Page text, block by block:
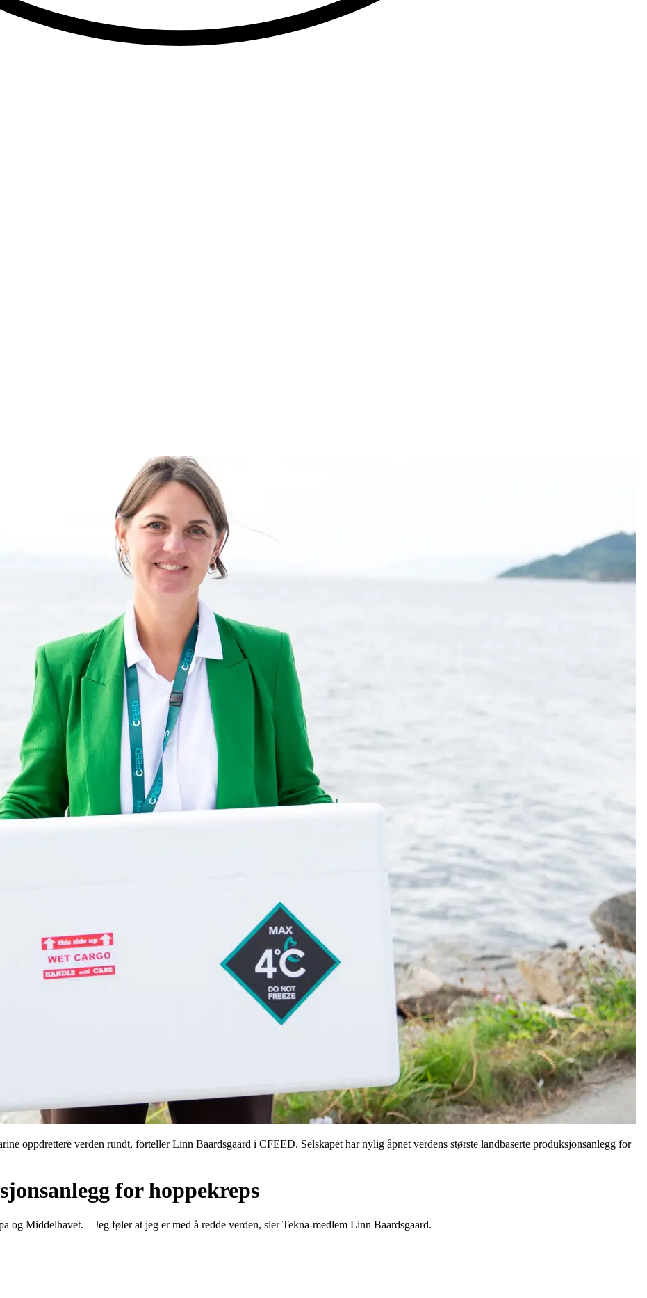
oppdrettere verden rundt, forteller Linn Baardsgaard i CFEED. Selskapet har nylig åpnet verdens største landbaserte produksjonsanlegg for
for hoppekreps
Middelhavet. – Jeg føler at jeg er med å redde verden, sier Tekna-medlem Linn Baardsgaard.